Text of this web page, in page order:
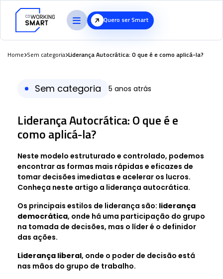
Quero ser Smart
Home Sem categoria Liderança Autocrática: O que é e como aplicá-la?
Sem categoria 5 anos atrás
Liderança Autocrática: O que é e
como aplicá-la?
Neste modelo estruturado e controlado, podemos
encontrar as formas mais rápidas e eficazes de
tomar decisões imediatas e acelerar os lucros.
Conheça neste artigo a liderança autocrática.
Os principais estilos de liderança são: liderança
democrática, onde há uma participação do grupo
na tomada de decisões, mas o líder é o definidor
das ações.
Liderança liberal, onde o poder de decisão está
nas mãos do grupo de trabalho.